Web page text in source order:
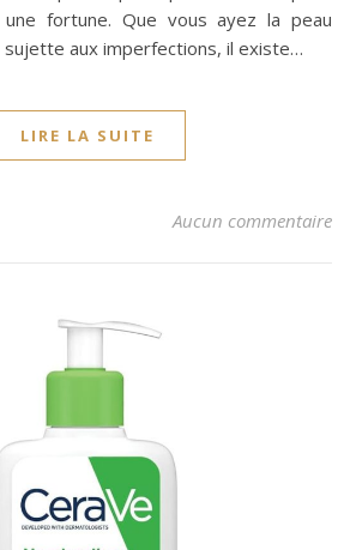
fortune. Que vous ayez la peau
sujette aux imperfections, il existe…
LIRE LA SUITE
Aucun commentaire